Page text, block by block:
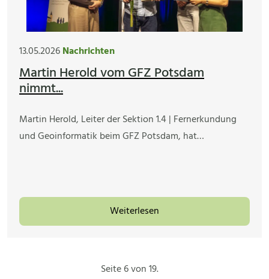
13.05.2026Nachrichten
Martin Herold vom GFZ Potsdam
nimmt...
Martin Herold, Leiter der Sektion 1.4 | Fernerkundung
und Geoinformatik beim GFZ Potsdam, hat…
Weiterlesen
Seite 6 von 19.